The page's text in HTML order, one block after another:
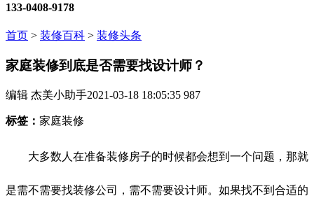
133-0408-9178
首页 > 装修百科 > 装修头条
家庭装修到底是否需要找设计师？
编辑 杰美小助手2021-03-18 18:05:35 987
标签： 家庭装修
大多数人在准备装修房子的时候都会想到一个问题，那就
是需不需要找装修公司，需不需要设计师。如果找不到合适的